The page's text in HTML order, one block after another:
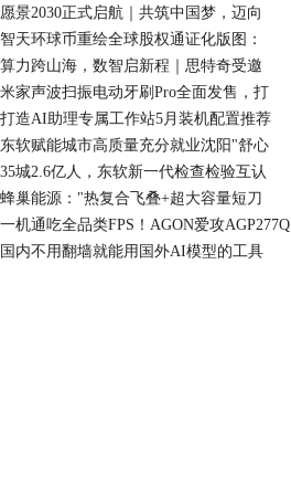
愿景2030正式启航｜共筑中国梦，迈向
智天环球币重绘全球股权通证化版图：
算力跨山海，数智启新程｜思特奇受邀
米家声波扫振电动牙刷Pro全面发售，打
打造AI助理专属工作站5月装机配置推荐
东软赋能城市高质量充分就业沈阳"舒心
35城2.6亿人，东软新一代检查检验互认
蜂巢能源："热复合飞叠+超大容量短刀
一机通吃全品类FPS！AGON爱攻AGP277Q
国内不用翻墙就能用国外AI模型的工具